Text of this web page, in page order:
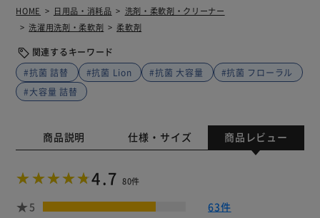
HOME 日用品・消耗品
洗剤・柔軟剤・クリーナー
洗濯用洗剤・柔軟剤
柔軟剤
関連するキーワード
#抗菌 詰替
#抗菌 Lion #抗菌 大容量
#抗菌 フローラル
#大容量 詰替
商品説明 仕様・サイズ 商品レビュー
4.7 80件
5
63件